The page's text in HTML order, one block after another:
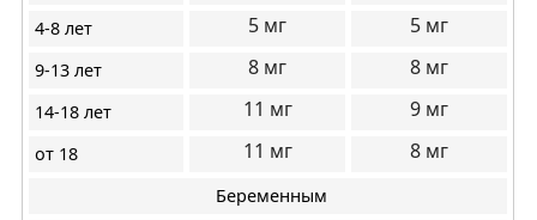
4-8 лет 5 5
9-13 лет 8 8
14-18 лет 11 9
от 18 11 8
Беременным